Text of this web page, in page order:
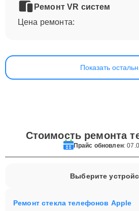
Ремонт VR систем
Цена ремонта:
Показать
Стоимость ремонта
Прайс обновлен:
Выберите
Ремонт стекла телефонов Apple